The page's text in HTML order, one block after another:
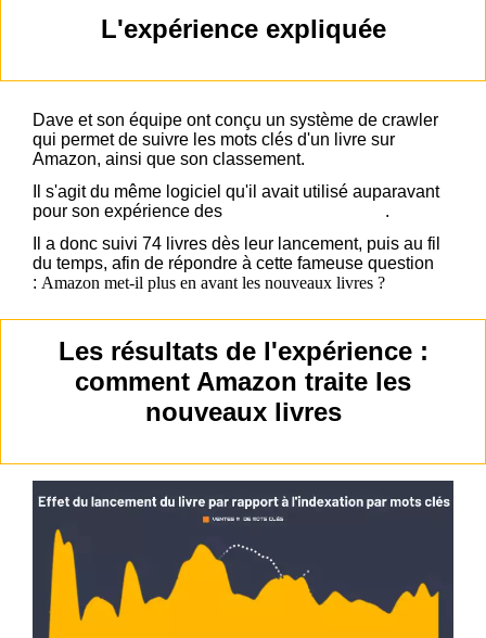
L'expérience expliquée
Dave et son équipe ont conçu un système de crawler
qui permet de suivre les mots clés d'un livre sur
Amazon, ainsi que son classement.
Il s'agit du même logiciel qu'il avait utilisé auparavant
pour son expérience des
.
Il a donc suivi 74 livres dès leur lancement, puis au fil
du temps, afin de répondre à cette fameuse question
: Amazon met-il plus en avant les nouveaux livres ?
Les résultats de l'expérience :
comment Amazon traite les
nouveaux livres